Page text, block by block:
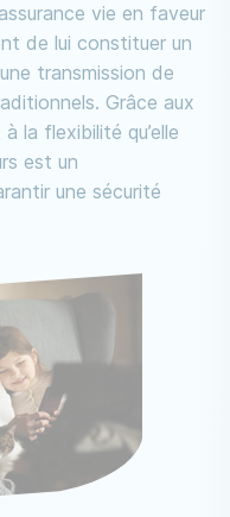
vie en faveur
de lui constituer un
transmission de
Grâce aux
la flexibilité qu’elle
est un
une sécurité